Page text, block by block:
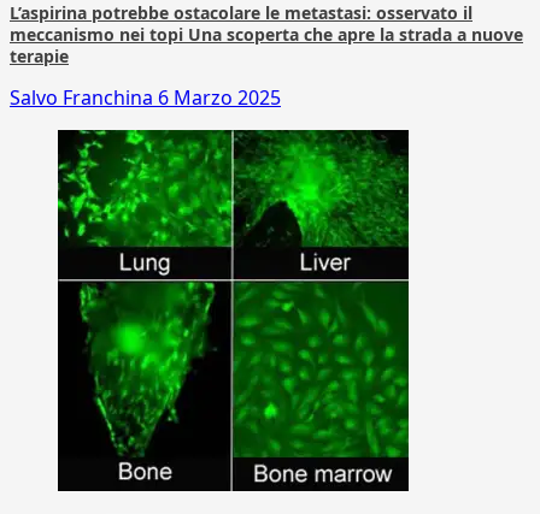
L’aspirina potrebbe ostacolare le metastasi: osservato il
meccanismo nei topi Una scoperta che apre la strada a nuove
terapie
Salvo Franchina 6 Marzo 2025